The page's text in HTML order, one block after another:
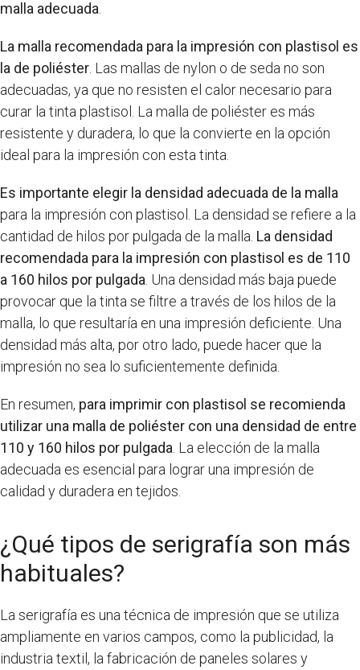
malla adecuada
La malla recomendada para la impresión con plastisol es
la de poliéster . Las mallas de nylon o de seda no son
adecuadas, ya que no resisten el calor necesario para
curar la tinta plastisol. La malla de poliéster es más
resistente y duradera, lo que la convierte en la opción
ideal para la impresión con esta tinta.
Es importante elegir la densidad adecuada de la malla
para la impresión con plastisol. La densidad se refiere a la
cantidad de hilos por pulgada de la malla. La densidad
recomendada para la impresión con plastisol es de 110
a 160 hilos por pulgada . Una densidad más baja puede
provocar que la tinta se filtre a través de los hilos de la
malla, lo que resultaría en una impresión deficiente. Una
densidad más alta, por otro lado, puede hacer que la
impresión no sea lo suficientemente definida.
En resumen, para imprimir con plastisol se recomienda
utilizar una malla de poliéster con una densidad de entre
110 y 160 hilos por pulgada . La elección de la malla
adecuada es esencial para lograr una impresión de
calidad y duradera en tejidos.
¿Qué tipos de serigrafía son más
habituales?
La serigrafía es una técnica de impresión que se utiliza
ampliamente en varios campos, como la publicidad, la
industria textil, la fabricación de paneles solares y